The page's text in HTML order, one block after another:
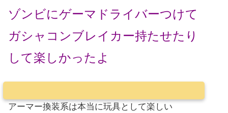
ゾンビにゲーマドライバーつけて
ガシャコンブレイカー持たせたり
して楽しかったよ
アーマー換装系は本当に玩具として楽しい